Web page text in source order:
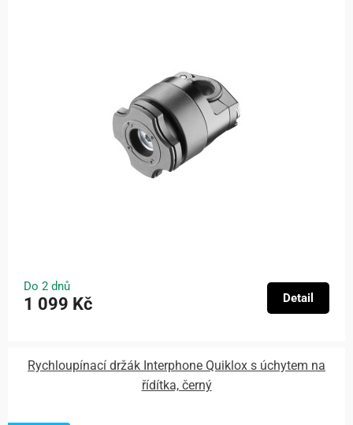
Do 2 dnů
1 099 Kč Detail
Rychloupínací držák Interphone Quiklox s úchytem na
řídítka, černý